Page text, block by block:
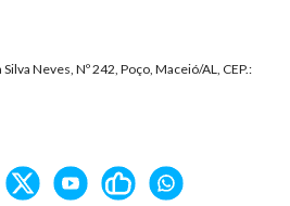
Neves, Nº 242, Poço, Maceió/AL, CEP.: